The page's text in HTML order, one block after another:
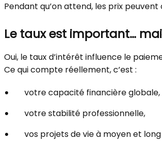
Pendant qu’on attend, les prix
Le taux est important…
Oui, le taux d’intérêt influence le
Ce qui compte réellement, c’est :
votre capacité financière globale,
votre stabilité professionnelle,
vos projets de vie à moyen et